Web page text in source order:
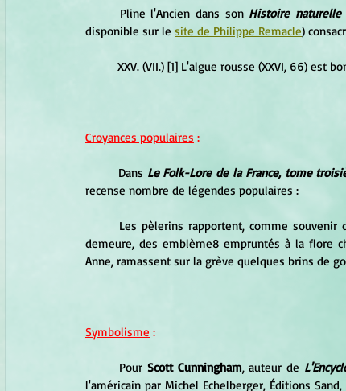
	Pline l'Ancien dans son
Histoire naturelle
disponible sur le site de Philippe Remacle)
XXV. (VII.) [1] L'algue rousse (XXVI, 66)
Croyances populaires :
	Dans
Le Folk-Lore de la France, tome
recense nombre de légendes populaires :
demeure, des emblème8 empruntés à la flore
Anne, ramassent sur la grève quelques brins de
Symbolisme :
	Pour
Scott Cunningham, auteur de
l'américain par Michel Echelberger, Éditions